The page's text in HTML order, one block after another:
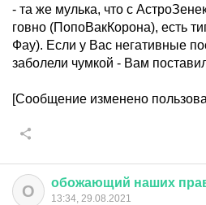
- та же мулька, что с
говно (ПопоВакКорона), есть
Фау). Если у Вас негативные
заболели чумкой - Вам
[Сообщение изменено
О обожающий наших
13:34, 29.08.2021